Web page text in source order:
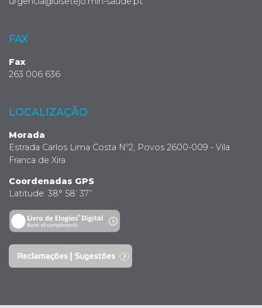
FAX
Fax
263 006 636
LOCALIZAÇÃO
Morada
Estrada Carlos Lima Costa Nº2, Povos 2600-009 - Vila
Franca de Xira
Coordenadas GPS
Latitude: 38° 58’ 37’’